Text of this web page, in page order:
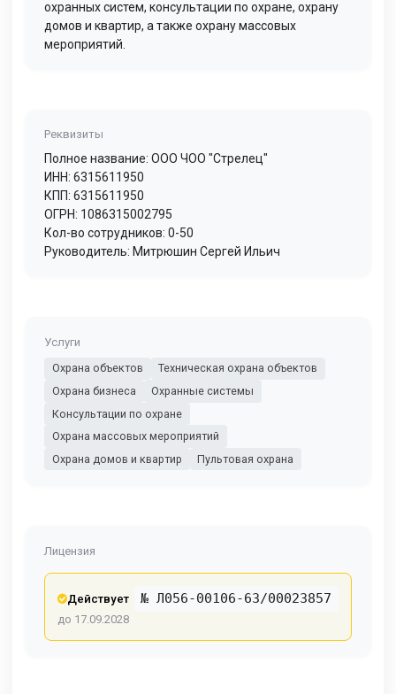
охранных систем, консультации по охране, охрану
домов и квартир, а также охрану массовых
мероприятий.
Реквизиты
Полное название: ООО ЧОО "Стрелец"
ИНН: 6315611950
КПП: 6315611950
ОГРН: 1086315002795
Кол-во сотрудников: 0-50
Руководитель: Митрюшин Сергей Ильич
Услуги
Охрана объектов
Техническая охрана объектов
Охрана бизнеса
Охранные системы
Консультации по охране
Охрана массовых мероприятий
Охрана домов и квартир
Пультовая охрана
Лицензия
Действует № Л056-00106-63/00023857
до 17.09.2028